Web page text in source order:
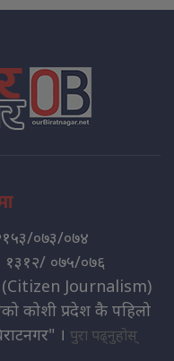
०७३/०७४
१३१२/ ०७५/०७६
(Citizen Journalism)
कोशी प्रदेश कै पहिलो
। पुरा पढ्नुहोस्